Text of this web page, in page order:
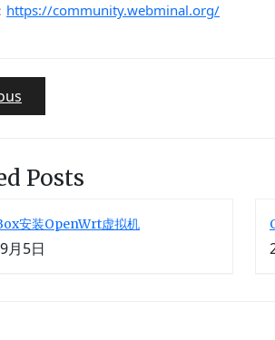
https://community.webminal.org/
post:
Posts
安装OpenWrt虚拟机
月5日